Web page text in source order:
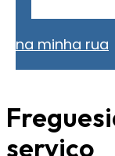
na minha rua
serviço